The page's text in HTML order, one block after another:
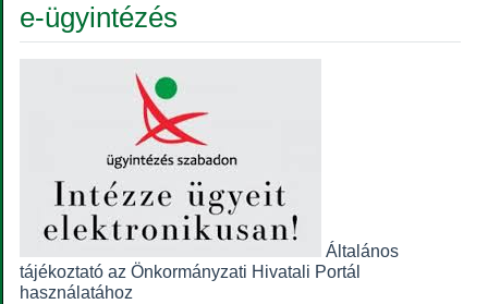
e-ügyintézés
Általános
tájékoztató az Önkormányzati Hivatali Portál
használatához